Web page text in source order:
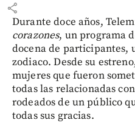
share
Durante doce años,
corazones, un programa
docena de participantes,
zodiaco. Desde su
mujeres que fueron
todas las relacionadas
rodeados de un público
todas sus gracias.